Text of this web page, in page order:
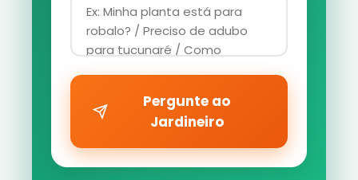
Pergunte ao
Jardineiro